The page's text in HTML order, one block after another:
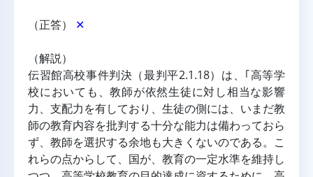
（正答） ✕
（解説）
伝習館高校事件判決（最判平2.1.18）は、｢高等学
校においても、教師が依然生徒に対し相当な影響
力、支配力を有しており、生徒の側には、いまだ教
師の教育内容を批判する十分な能力は備わっておら
ず、教師を選択する余地も大きくないのである。こ
れらの点からして、国が、教育の一定水準を維持し